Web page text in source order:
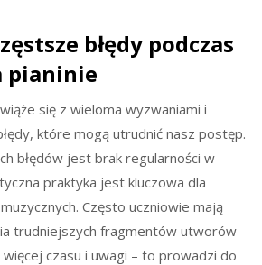
błędy podczas
pianinie
się z wieloma wyzwaniami i
które mogą utrudnić nasz postęp.
błędów jest brak regularności w
praktyka jest kluczowa dla
Często uczniowie mają
trudniejszych fragmentów utworów
czasu i uwagi – to prowadzi do